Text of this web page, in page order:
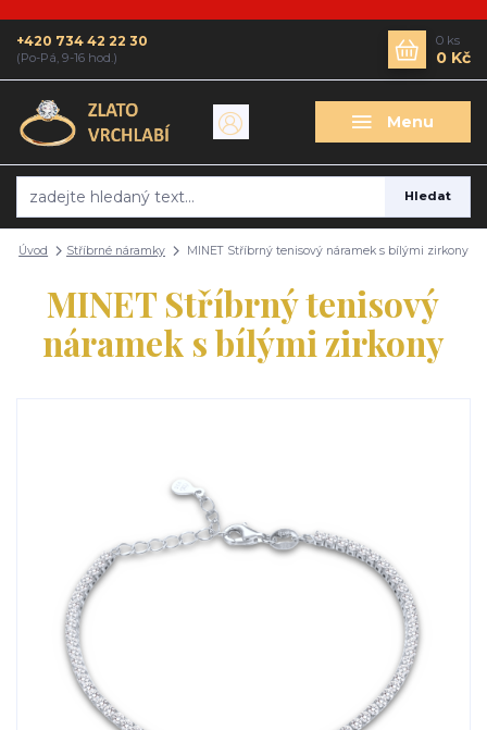
Menu
Hledat
+420 734 42 22 30
(Po-Pá, 9-16 hod.)
0 ks
0 Kč
Úvod Stříbrné náramky MINET Stříbrný tenisový náramek s bílými zirkony
MINET Stříbrný tenisový
náramek s bílými zirkony